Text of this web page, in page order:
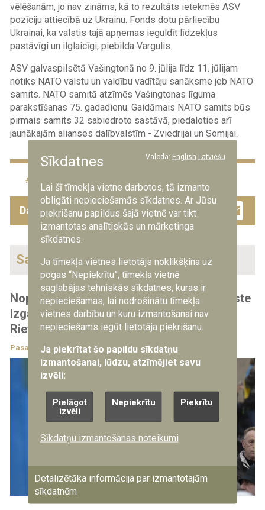
vēlēšanām, jo nav zināms, kā to rezultāts ietekmēs ASV
pozīciju attiecībā uz Ukrainu. Fonds dotu pārliecību
Ukrainai, ka valstis tajā apņemas ieguldīt līdzekļus
pastāvīgi un ilglaicīgi, piebilda Vargulis.
ASV galvaspilsētā Vašingtonā no 9. jūlija līdz 11. jūlijam
notiks NATO valstu un valdību vadītāju sanāksme jeb NATO
samits. NATO samitā atzīmēs Vašingtonas līguma
parakstīšanas 75. gadadienu. Gaidāmais NATO samits būs
pirmais samits 32 sabiedroto sastāvā, piedaloties arī
jaunākajām alianses dalībvalstīm - Zviedrijai un Somijai.
Dalies ar šo ziņu Facebook
Twitter
Saistītās ziņas
Nopludināta Krievijas izlūkdienesta sarakste
izgaismo Krievijas centienus sēt paniku
Rietumos
Pasaulē 8.07.2024
Sīkdatnes Valoda: English Latviešu
Lai šī tīmekļa vietne darbotos, tā izmanto
obligāti nepieciešamās sīkdatnes. Ar Jūsu
piekrišanu papildus šajā vietnē var tikt
izmantotas analītiskās un mārketinga
sīkdatnes.
Ja tīmekļa vietnes lietotājs noklikšķina uz
pogas “Nepiekrītu”, tīmekļa vietnē
saglabājas tehniskās sīkdatnes, kuras ir
nepieciešamas, lai nodrošinātu tīmekļa
vietnes darbību un kuru izmantošanai nav
nepieciešams iegūt lietotāja piekrišanu.
Ja piekrītat šo papildu sīkdatņu
izmantošanai, lūdzu, atzīmējiet savu
izvēli:
Pielāgot
izvēli
Nepiekrītu Piekrītu
Sīkdatņu izmantošanas noteikumi
Detalizētāka informācija par izmantotajām
sīkdatnēm